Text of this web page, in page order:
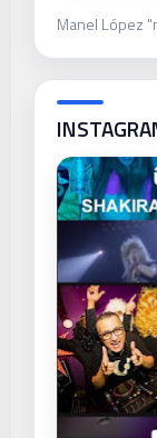
Manel López